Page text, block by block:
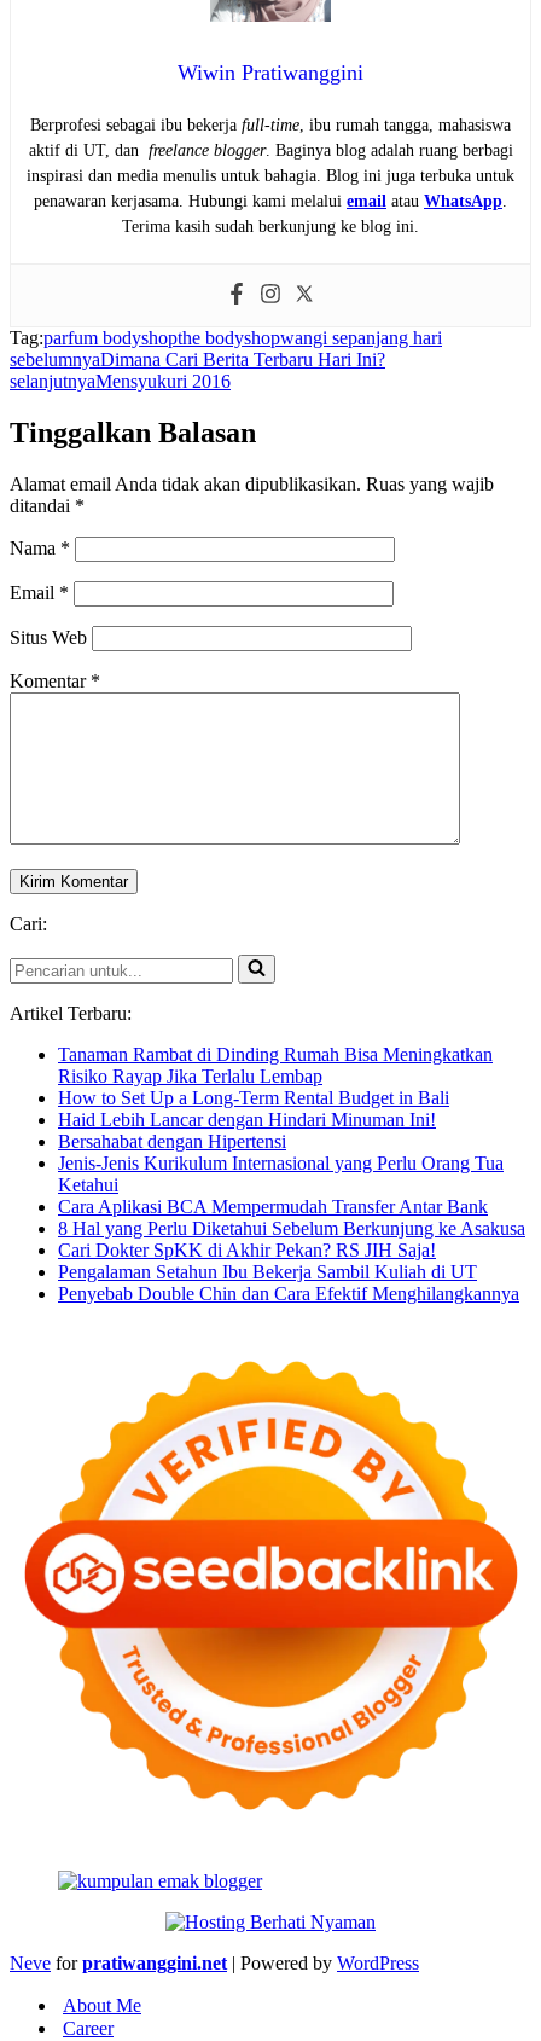
Wiwin Pratiwanggini
Berprofesi sebagai ibu bekerja full-time , ibu rumah tangga, mahasiswa
aktif di UT, dan freelance blogger. Baginya blog adalah ruang berbagi
inspirasi dan media menulis untuk bahagia. Blog ini juga terbuka untuk
penawaran kerjasama. Hubungi kami melalui email atau WhatsApp
Terima kasih sudah berkunjung ke blog ini.
Tag:parfum bodyshopthe bodyshopwangi sepanjang hari
sebelumnyaDimana Cari Berita Terbaru Hari Ini?
selanjutnyaMensyukuri 2016
Tinggalkan Balasan
Alamat email Anda tidak akan dipublikasikan. Ruas yang wajib
ditandai *
Nama *
Email *
Situs Web
Komentar *
Cari:
Pencarian
untuk...
Artikel Terbaru:
Tanaman Rambat di Dinding Rumah Bisa Meningkatkan
Risiko Rayap Jika Terlalu Lembap
How to Set Up a Long-Term Rental Budget in Bali
Haid Lebih Lancar dengan Hindari Minuman Ini!
Bersahabat dengan Hipertensi
Jenis-Jenis Kurikulum Internasional yang Perlu Orang Tua
Ketahui
Cara Aplikasi BCA Mempermudah Transfer Antar Bank
8 Hal yang Perlu Diketahui Sebelum Berkunjung ke Asakusa
Cari Dokter SpKK di Akhir Pekan? RS JIH Saja!
Pengalaman Setahun Ibu Bekerja Sambil Kuliah di UT
Penyebab Double Chin dan Cara Efektif Menghilangkannya
Neve forpratiwanggini.net | Powered by WordPress
About Me
Career